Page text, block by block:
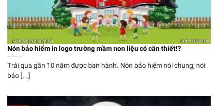
Nón bảo hiểm in logo trường mầm non liệu có cần thiết!?
Trải qua gần 10 năm được ban hành. Nón bảo hiểm nói chung, nói
bảo [...]